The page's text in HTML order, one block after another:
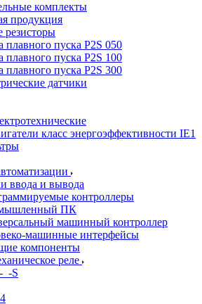
комплекты
продукция
резисторы
плавного пуска P2S 050
плавного пуска P2S 100
плавного пуска P2S 300
датчики
класс энергоэффективности IE1
ввода и вывода
контроллеры
ПК
машинный контроллер
машинные интерфейсы
компоненты
реле
S